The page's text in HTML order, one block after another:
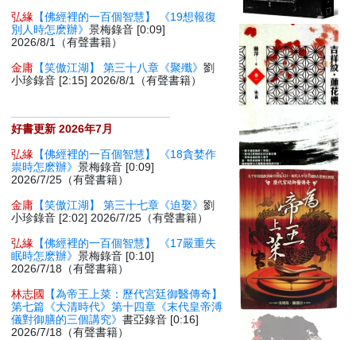
弘緣 【佛經裡的一百個智慧】 《19想報復
別人時怎麽辦》景梅錄音 [0:09]
2026/8/1（有聲書籍）
金庸 【笑傲江湖】 第三十八章《聚殲》劉
小珍錄音 [2:15] 2026/8/1（有聲書籍）
好書更新 2026年7月
弘緣 【佛經裡的一百個智慧】 《18貪婪作
祟時怎麽辦》景梅錄音 [0:09]
2026/7/25（有聲書籍）
金庸 【笑傲江湖】 第三十七章《迫娶》劉
小珍錄音 [2:02] 2026/7/25（有聲書籍）
弘緣 【佛經裡的一百個智慧】 《17嚴重失
眠時怎麽辦》景梅錄音 [0:10]
2026/7/18（有聲書籍）
林志國
【為帝王上菜：歷代宮廷御醫傳奇】
第七篇《大清時代》第十四章《末代皇帝溥
儀對御膳的三個講究》書亞錄音 [0:16]
2026/7/18（有聲書籍）